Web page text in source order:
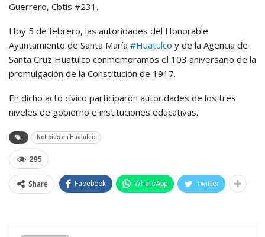
Guerrero, Cbtis #231.
Hoy 5 de febrero, las autoridades del Honorable
Ayuntamiento de Santa María #Huatulco y de la Agencia de
Santa Cruz Huatulco conmemoramos el 103 aniversario de la
promulgación de la Constitución de 1917.
En dicho acto cívico participaron autoridades de los tres
niveles de gobierno e instituciones educativas.
Noticias en Huatulco
295
Share Facebook WhatsApp Twitter